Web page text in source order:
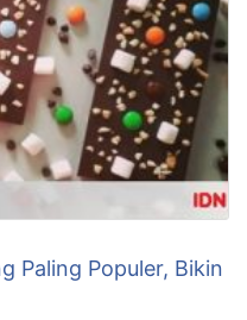
Paling Populer, Bikin